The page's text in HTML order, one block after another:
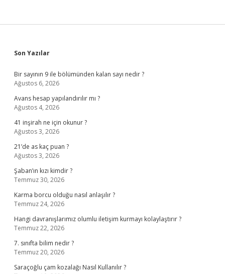
Sidebar
Son Yazılar
Bir sayının 9 ile bölümünden kalan sayı nedir ?
Ağustos 6, 2026
Avans hesap yapılandırılır mı ?
Ağustos 4, 2026
41 inşirah ne için okunur ?
Ağustos 3, 2026
21’de as kaç puan ?
Ağustos 3, 2026
Şaban’ın kızı kimdir ?
Temmuz 30, 2026
Karma borcu olduğu nasıl anlaşılır ?
Temmuz 24, 2026
Hangi davranışlarımız olumlu iletişim kurmayı kolaylaştırır ?
Temmuz 22, 2026
7. sınıfta bilim nedir ?
Temmuz 20, 2026
Saraçoğlu çam kozalağı Nasıl Kullanılır ?